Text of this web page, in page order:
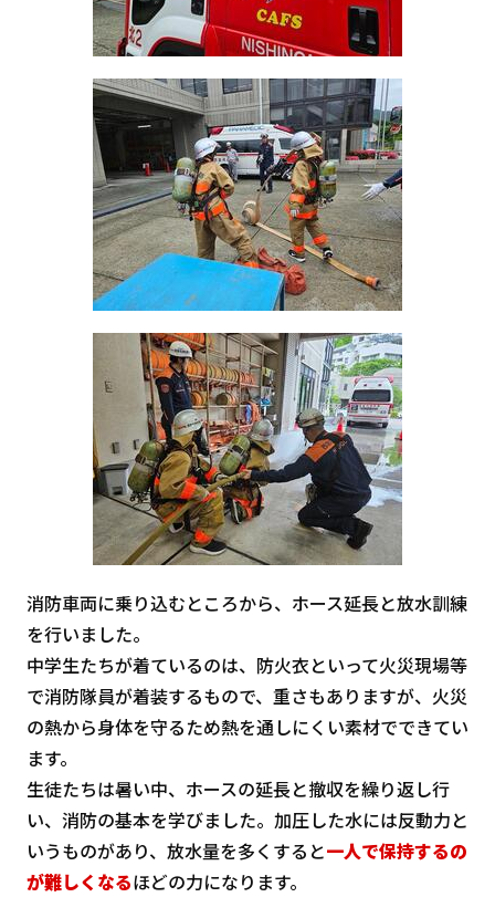
消防車両に乗り込むところから、ホース延長と放水訓練
を行いました。
中学生たちが着ているのは、防火衣といって火災現場等
で消防隊員が着装するもので、重さもありますが、火災
の熱から身体を守るため熱を通しにくい素材でできてい
ます。
生徒たちは暑い中、ホースの延長と撤収を繰り返し行
い、消防の基本を学びました。加圧した水には反動力と
いうものがあり、放水量を多くすると一人で保持するの
が難しくなるほどの力になります。